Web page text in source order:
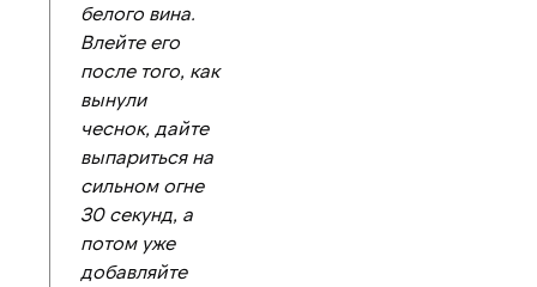
белого вина.
Влейте его
после того, как
вынули
чеснок, дайте
выпариться на
сильном огне
30 секунд, а
потом уже
добавляйте